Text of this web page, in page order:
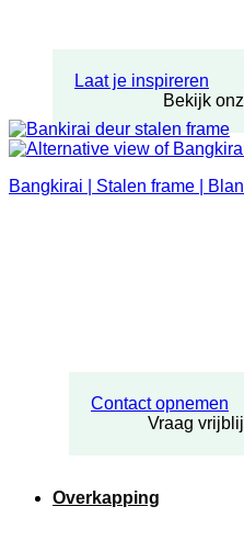
Laat je inspireren
Bekijk
Contact opnemen
Vraag
Overkapping
Bangkirai | Stalen frame |